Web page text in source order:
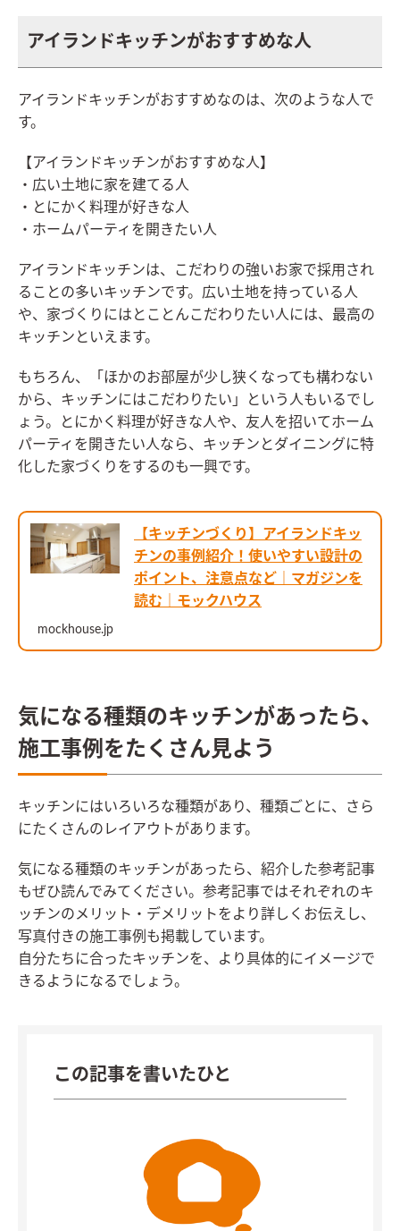
アイランドキッチンがおすすめな人
アイランドキッチンがおすすめなのは、次のような人で
す。
【アイランドキッチンがおすすめな人】
・広い土地に家を建てる人
・とにかく料理が好きな人
・ホームパーティを開きたい人
アイランドキッチンは、こだわりの強いお家で採用され
ることの多いキッチンです。広い土地を持っている人
や、家づくりにはとことんこだわりたい人には、最高の
キッチンといえます。
もちろん、「ほかのお部屋が少し狭くなっても構わない
から、キッチンにはこだわりたい」という人もいるでし
ょう。とにかく料理が好きな人や、友人を招いてホーム
パーティを開きたい人なら、キッチンとダイニングに特
化した家づくりをするのも一興です。
【キッチンづくり】アイランドキッ
チンの事例紹介！使いやすい設計の
ポイント、注意点など｜マガジンを
読む｜モックハウス
mockhouse.jp
気になる種類のキッチンがあったら、
施工事例をたくさん見よう
キッチンにはいろいろな種類があり、種類ごとに、さら
にたくさんのレイアウトがあります。
気になる種類のキッチンがあったら、紹介した参考記事
もぜひ読んでみてください。参考記事ではそれぞれのキ
ッチンのメリット・デメリットをより詳しくお伝えし、
写真付きの施工事例も掲載しています。
自分たちに合ったキッチンを、より具体的にイメージで
きるようになるでしょう。
この記事を書いたひと